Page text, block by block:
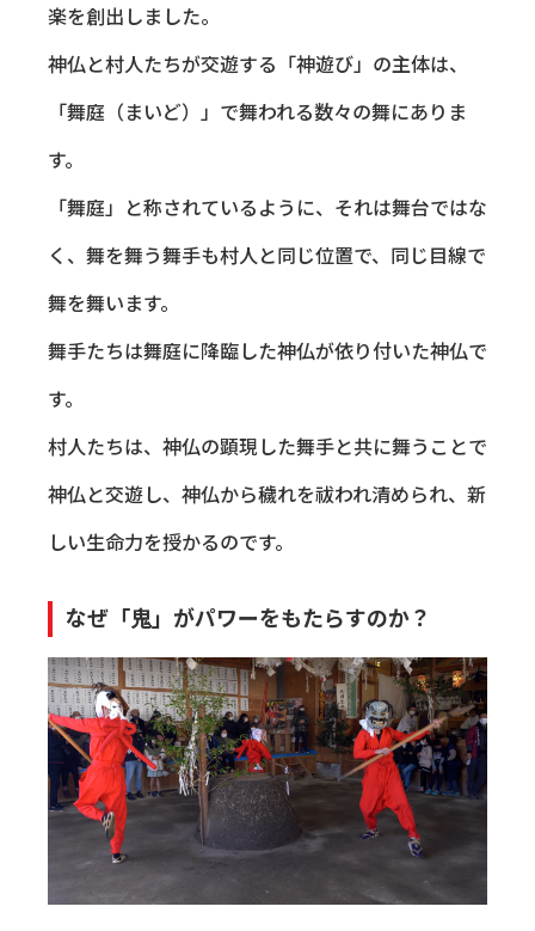
楽を創出しました。
神仏と村人たちが交遊する「神遊び」の主体は、
「舞庭（まいど）」で舞われる数々の舞にありま
す。
「舞庭」と称されているように、それは舞台ではな
く、舞を舞う舞手も村人と同じ位置で、同じ目線で
舞を舞います。
舞手たちは舞庭に降臨した神仏が依り付いた神仏で
す。
村人たちは、神仏の顕現した舞手と共に舞うことで
神仏と交遊し、神仏から穢れを祓われ清められ、新
しい生命力を授かるのです。
なぜ「鬼」がパワーをもたらすのか？